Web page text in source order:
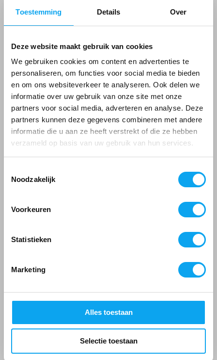
Toestemming Details Over
Deze website maakt gebruik van cookies
We gebruiken cookies om content en advertenties te
personaliseren, om functies voor social media te bieden
en om ons websiteverkeer te analyseren. Ook delen we
informatie over uw gebruik van onze site met onze
partners voor social media, adverteren en analyse. Deze
partners kunnen deze gegevens combineren met andere
informatie die u aan ze heeft verstrekt of die ze hebben
verzameld op basis van uw gebruik van hun services.
Noodzakelijk
Voorkeuren
Statistieken
Marketing
Alles toestaan
Selectie toestaan
Tijdelijk uitverkocht!
We sturen u een email als we dit artikel weer op
voorraad hebben
Voor welke zitbreedte rolstoel?
40 - 55 cm
Actieradius van de TrackR
De TrackR voorzetaandrijving heeft een actieradius
tussen de 30 - 40 km. Dit is wel afhankelijk van het
gewicht van de persoon, het type rolstoel en de
weersomstandigheden.
Let op! De rolstoel op de afbeelding wordt niet
Product beoordelingen
DoorE. Wieger- 23-03-2023 16:59
Heb deze elektrische aandrijving gekocht voor mijn
rolstoel. En ik moet zeggen dit is wel een uitkomst. Kan
nu mezelf verplaatsen wanneer ik grotere afstanden